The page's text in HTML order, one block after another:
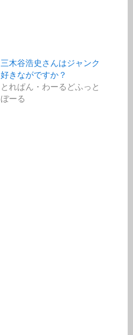
三木谷浩史さんはジャンク
好きながですか？
とれぱん・わーるどふっと
ぼーる